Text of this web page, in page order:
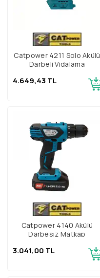
Catpower 4211 Solo Akülü
Darbeli Vidalama
4.649,43 TL
Catpower 4140 Akülü
Darbesiz Matkap
3.041,00 TL